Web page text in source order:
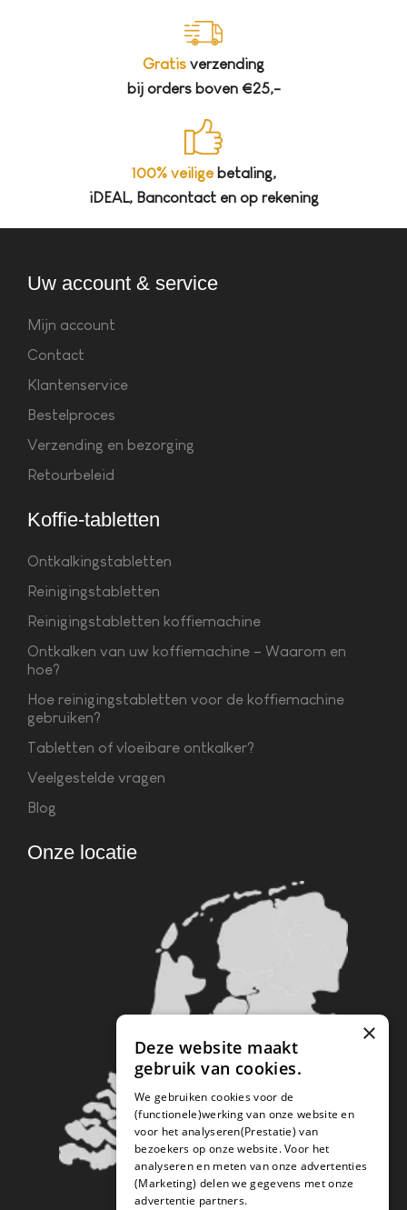
Gratis verzending
bij orders boven €25,-
100% veiligebetaling,
iDEAL, Bancontact en op rekening
Uw account & service
Mijn account
Contact
Klantenservice
Bestelproces
Verzending en bezorging
Retourbeleid
Koffie-tabletten
Ontkalkingstabletten
Reinigingstabletten
Reinigingstabletten koffiemachine
Ontkalken van uw koffiemachine – Waarom en
hoe?
Hoe reinigingstabletten voor de koffiemachine
gebruiken?
Tabletten of vloeibare ontkalker?
Veelgestelde vragen
Blog
Onze locatie
×
Deze website maakt
gebruik van cookies.
We gebruiken cookies voor de
(functionele)werking van onze website en
voor het analyseren(Prestatie) van
bezoekers op onze website. Voor het
analyseren en meten van onze advertenties
(Marketing) delen we gegevens met onze
advertentie partners.